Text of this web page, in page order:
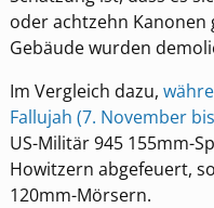
oder achtzehn
Gebäude wurden
Im Vergleich dazu,
Fallujah (7. November
US-Militär 945 155mm-
Howitzern abgefeuert,
120mm-Mörsern.